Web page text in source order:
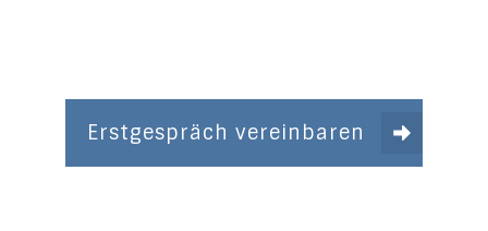
Erstgespräch vereinbaren